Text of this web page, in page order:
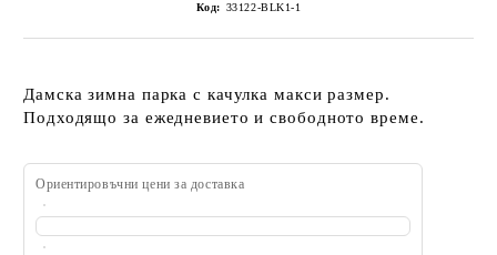
Код: 33122-BLK1-1
Дамска зимна парка с качулка макси размер.
Подходящо за ежедневието и свободното време.
Ориентировъчни цени за доставка